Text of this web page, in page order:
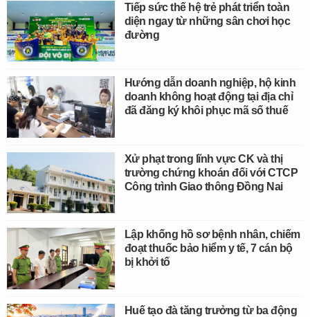
Tiếp sức thế hệ trẻ phát triển toàn
diện ngay từ những sân chơi học
đường
Hướng dẫn doanh nghiệp, hộ kinh
doanh không hoạt động tại địa chỉ
đã đăng ký khôi phục mã số thuế
Xử phạt trong lĩnh vực CK và thị
trường chứng khoán đối với CTCP
Công trình Giao thông Đồng Nai
Lập khống hồ sơ bệnh nhân, chiếm
đoạt thuốc bảo hiểm y tế, 7 cán bộ
bị khởi tố
Huế tạo đà tăng trưởng từ ba động